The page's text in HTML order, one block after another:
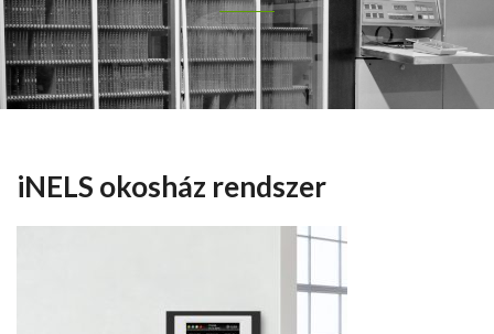
iNELS okosház rendszer